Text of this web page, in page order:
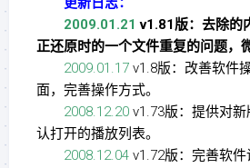
2009.01.21 v1.81版：去除的
正还原时的一个文件重复的问题，
2009.01.17 v1.8版：改善软件
面，完善操作方式。
2008.12.20 v1.73版：提供对
认打开的播放列表。
2008.12.04 v1.72版：完善软件